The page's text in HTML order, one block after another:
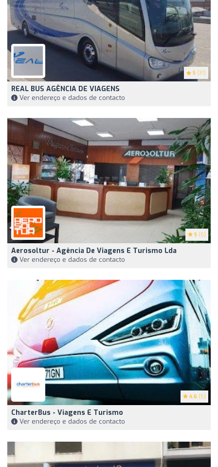
5 (31)
REAL BUS AGÊNCIA DE VIAGENS
Ver endereço e dados de contacto
5 (5)
Aerosoltur - Agência De Viagens E Turismo Lda
Ver endereço e dados de contacto
4.6 (5)
CharterBus - Viagens E Turismo
Ver endereço e dados de contacto